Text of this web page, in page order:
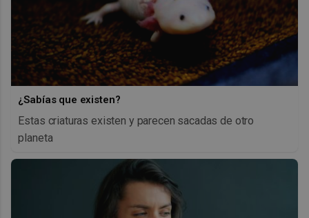
¿Sabías que existen?
Estas criaturas existen y parecen sacadas de otro
planeta